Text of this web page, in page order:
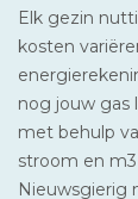
Elk gezin
kosten
nog jouw gas
met behulp
stroom en
Nieuwsgierig